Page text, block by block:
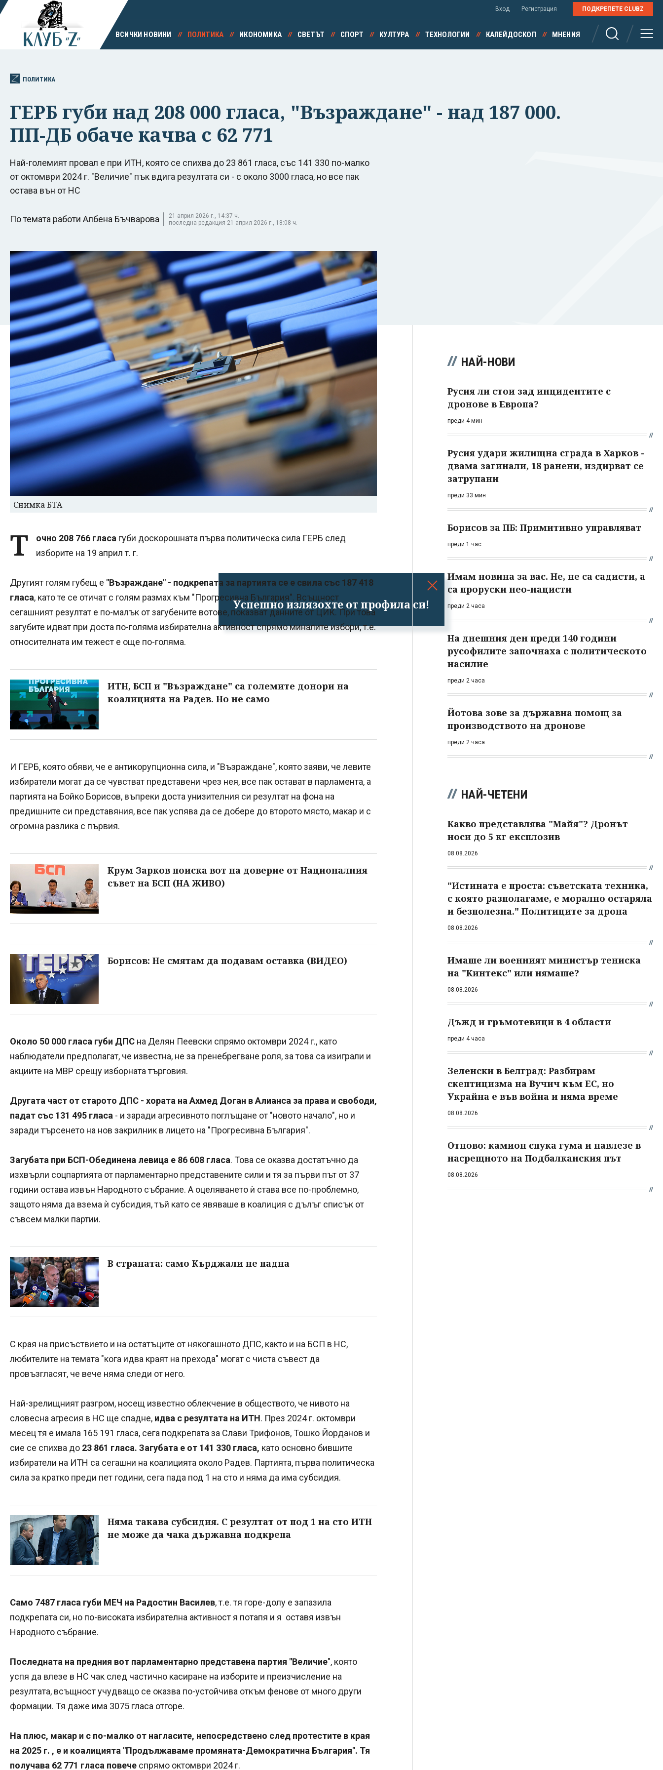
Успешно излязохте от профила си!
Вход Регистрация ПОДКРЕПЕТЕ CLUBZ
ВСИЧКИ НОВИНИ ПОЛИТИКА ИКОНОМИКА СВЕТЪТ СПОРТ КУЛТУРА ТЕХНОЛОГИИ КАЛЕЙДОСКОП МНЕНИЯ
ПОЛИТИКА
ГЕРБ губи над 208 000 гласа, "Възраждане" - над 187 000.
ПП-ДБ обаче качва с 62 771
Най-големият провал е при ИТН, която се спихва до 23 861 гласа, със 141 330 по-малко
от октомври 2024 г. "Величие" пък вдига резултата си - с около 3000 гласа, но все пак
остава вън от НС
По темата работи Албена Бъчварова
21 април 2026 г., 14:37 ч.
последна редакция 21 април 2026 г., 18:08 ч.
Снимка БТА
Т очно 208 766 гласа губи доскорошната първа политическа сила ГЕРБ след
изборите на 19 април т. г.
Другият голям губещ е "Възраждане" - подкрепата за партията се е свила със 187 418
гласа, като те се отичат с голям размах към "Прогресивна България". Всъщност
сегашният резултат е по-малък от загубените вотове, показват данните от ЦИК. При това
загубите идват при доста по-голяма избирателна активност спрямо миналите избори, т.е.
относителната им тежест е още по-голяма.
ИТН, БСП и "Възраждане" са големите донори на
коалицията на Радев. Но не само
И ГЕРБ, която обяви, че е антикорупционна сила, и "Възраждане", която заяви, че левите
избиратели могат да се чувстват представени чрез нея, все пак остават в парламента, а
партията на Бойко Борисов, въпреки доста унизителния си резултат на фона на
предишните си представяния, все пак успява да се добере до второто място, макар и с
огромна разлика с първия.
Крум Зарков поиска вот на доверие от Националния
съвет на БСП (НА ЖИВО)
Борисов: Не смятам да подавам оставка (ВИДЕО)
Около 50 000 гласа губи ДПС на Делян Пеевски спрямо октомври 2024 г., като
наблюдатели предполагат, че известна, не за пренебрегване роля, за това са изиграли и
акциите на МВР срещу изборната търговия.
Другата част от старото ДПС - хората на Ахмед Доган в Алианса за права и свободи,
падат със 131 495 гласа - и заради агресивното поглъщане от "новото начало", но и
заради търсенето на нов закрилник в лицето на "Прогресивна България".
Загубата при БСП-Обединена левица е 86 608 гласа. Това се оказва достатъчно да
изхвърли соцпартията от парламентарно представените сили и тя за първи път от 37
години остава извън Народното събрание. А оцеляването ѝ става все по-проблемно,
защото няма да взема ѝ субсидия, тъй като се явяваше в коалиция с дълъг списък от
съвсем малки партии.
В страната: само Кърджали не падна
С края на присъствието и на остатъците от някогашното ДПС, както и на БСП в НС,
любителите на темата "кога идва краят на прехода" могат с чиста съвест да
провъзгласят, че вече няма следи от него.
Най-зрелищният разгром, носещ известно облекчение в обществото, че нивото на
словесна агресия в НС ще спадне, идва с резултата на ИТН. През 2024 г. октомври
месец тя е имала 165 191 гласа, сега подкрепата за Слави Трифонов, Тошко Йорданов и
сие се спихва до 23 861 гласа. Загубата е от 141 330 гласа, като основно бившите
избиратели на ИТН са сегашни на коалицията около Радев. Партията, първа политическа
сила за кратко преди пет години, сега пада под 1 на сто и няма да има субсидия.
Няма такава субсидия. С резултат от под 1 на сто ИТН
не може да чака държавна подкрепа
Само 7487 гласа губи МЕЧ на Радостин Василев, т.е. тя горе-долу е запазила
подкрепата си, но по-високата избирателна активност я потапя и я оставя извън
Народното събрание.
Последната на предния вот парламентарно представена партия "Величие", която
успя да влезе в НС чак след частично касиране на изборите и преизчисление на
резултата, всъщност учудващо се оказва по-устойчива откъм фенове от много други
формации. Тя даже има 3075 гласа отгоре.
На плюс, макар и с по-малко от нагласите, непосредствено след протестите в края
на 2025 г. , е и коалицията "Продължаваме промяната-Демократична България". Тя
получава 62 771 гласа повече спрямо октомври 2024 г.
НАЙ-НОВИ
Русия ли стои зад инцидентите с
дронове в Европа?
преди 4 мин
Русия удари жилищна сграда в Харков -
двама загинали, 18 ранени, издирват се
затрупани
преди 33 мин
Борисов за ПБ: Примитивно управляват
преди 1 час
Имам новина за вас. Не, не са садисти, а
са проруски нео-нацисти
преди 2 часа
На днешния ден преди 140 години
русофилите започнаха с политическото
насилие
преди 2 часа
Йотова зове за държавна помощ за
производството на дронове
преди 2 часа
НАЙ-ЧЕТЕНИ
Какво представлява "Майя"? Дронът
носи до 5 кг експлозив
08.08.2026
"Истината е проста: съветската техника,
с която разполагаме, е морално остаряла
и безполезна." Политиците за дрона
08.08.2026
Имаше ли военният министър тениска
на "Кинтекс" или нямаше?
08.08.2026
Дъжд и гръмотевици в 4 области
преди 4 часа
Зеленски в Белград: Разбирам
скептицизма на Вучич към ЕС, но
Украйна е във война и няма време
08.08.2026
Отново: камион спука гума и навлезе в
насрещното на Подбалканския път
08.08.2026